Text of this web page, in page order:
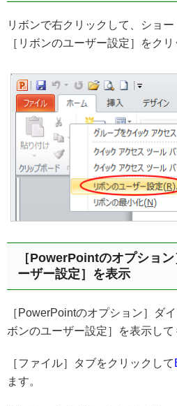
リボンで右クリックして、ショ
［リボンのユーザー設定］をクリ
［PowerPointのオプショ
ーザー設定］を表示
［PowerPointのオプション］ダ
ボンのユーザー設定］を表示して
［ファイル］タブをクリックして
ます。